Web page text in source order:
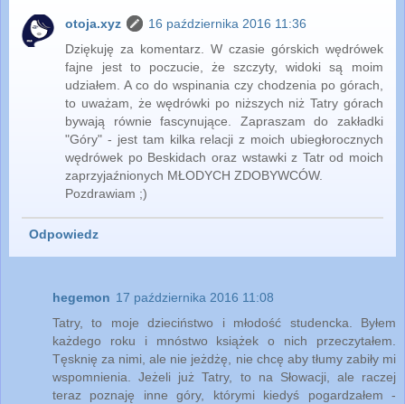
otoja.xyz
16 października 2016 11:36
Dziękuję za komentarz. W czasie górskich wędrówek
fajne jest to poczucie, że szczyty, widoki są moim
udziałem. A co do wspinania czy chodzenia po górach,
to uważam, że wędrówki po niższych niż Tatry górach
bywają równie fascynujące. Zapraszam do zakładki
"Góry" - jest tam kilka relacji z moich ubiegłorocznych
wędrówek po Beskidach oraz wstawki z Tatr od moich
zaprzyjaźnionych MŁODYCH ZDOBYWCÓW.
Pozdrawiam ;)
Odpowiedz
hegemon 17 października 2016 11:08
Tatry, to moje dzieciństwo i młodość studencka. Byłem
każdego roku i mnóstwo książek o nich przeczytałem.
Tęsknię za nimi, ale nie jeżdżę, nie chcę aby tłumy zabiły mi
wspomnienia. Jeżeli już Tatry, to na Słowacji, ale raczej
teraz poznaję inne góry, którymi kiedyś pogardzałem -